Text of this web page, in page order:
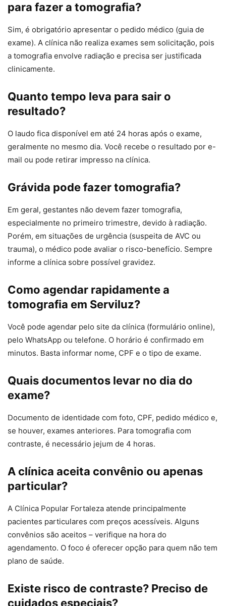
para fazer a tomografia?
Sim, é obrigatório apresentar o pedido médico (guia de
exame). A clínica não realiza exames sem solicitação, pois
a tomografia envolve radiação e precisa ser justificada
clinicamente.
Quanto tempo leva para sair o
resultado?
O laudo fica disponível em até 24 horas após o exame,
geralmente no mesmo dia. Você recebe o resultado por e-
mail ou pode retirar impresso na clínica.
Grávida pode fazer tomografia?
Em geral, gestantes não devem fazer tomografia,
especialmente no primeiro trimestre, devido à radiação.
Porém, em situações de urgência (suspeita de AVC ou
trauma), o médico pode avaliar o risco-benefício. Sempre
informe a clínica sobre possível gravidez.
Como agendar rapidamente a
tomografia em Serviluz?
Você pode agendar pelo site da clínica (formulário online),
pelo WhatsApp ou telefone. O horário é confirmado em
minutos. Basta informar nome, CPF e o tipo de exame.
Quais documentos levar no dia do
exame?
Documento de identidade com foto, CPF, pedido médico e,
se houver, exames anteriores. Para tomografia com
contraste, é necessário jejum de 4 horas.
A clínica aceita convênio ou apenas
particular?
A Clínica Popular Fortaleza atende principalmente
pacientes particulares com preços acessíveis. Alguns
convênios são aceitos – verifique na hora do
agendamento. O foco é oferecer opção para quem não tem
plano de saúde.
Existe risco de contraste? Preciso de
cuidados especiais?